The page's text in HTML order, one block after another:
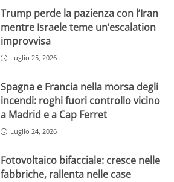
Trump perde la pazienza con l’Iran
mentre Israele teme un’escalation
improvvisa
Luglio 25, 2026
Spagna e Francia nella morsa degli
incendi: roghi fuori controllo vicino
a Madrid e a Cap Ferret
Luglio 24, 2026
Fotovoltaico bifacciale: cresce nelle
fabbriche, rallenta nelle case